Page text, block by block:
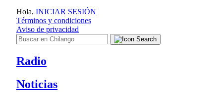
Hola, INICIAR SESIÓN
Términos y condiciones
Aviso de privacidad
Radio
Noticias